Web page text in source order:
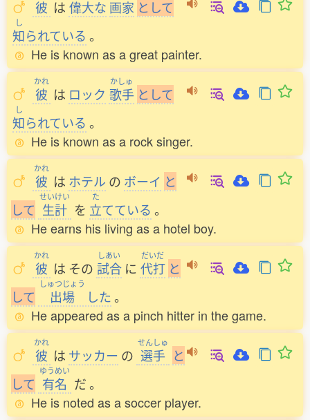
彼 は 偉大な 画家 と して
し
知られている 。
He is known as a great painter.
かれ
彼 は ロック
かしゅ
歌手 と して
し
知られている 。
He is known as a rock singer.
かれ
彼 は ホテル の ボーイ と
して
せいけい
生計 を
た
立てている 。
He earns his living as a hotel boy.
かれ
彼 は その
しあい
試合 に
だいだ
代打 と
して
しゅつじょう
出場 した。
He appeared as a pinch hitter in the game.
かれ
彼 は サッカー の
せんしゅ
選手 と
して
ゆうめい
有名 だ。
He is noted as a soccer player.